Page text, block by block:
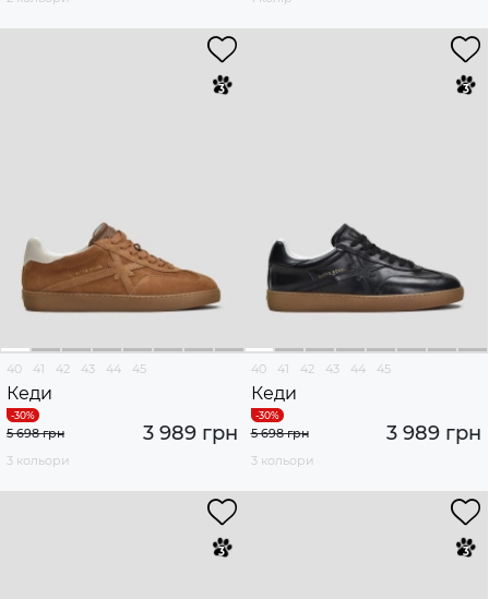
40 41 42 43 44 45
Кеди
3 989 грн
5 698 грн
3 кольори
40 41 42 43 44 45
Кеди
3 989 грн
5 698 грн
3 кольори